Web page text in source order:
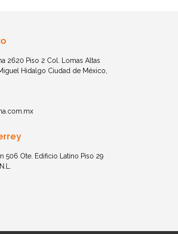
2620 Piso 2 Col. Lomas Altas
Hidalgo Ciudad de México,
506 Ote. Edificio Latino Piso 29